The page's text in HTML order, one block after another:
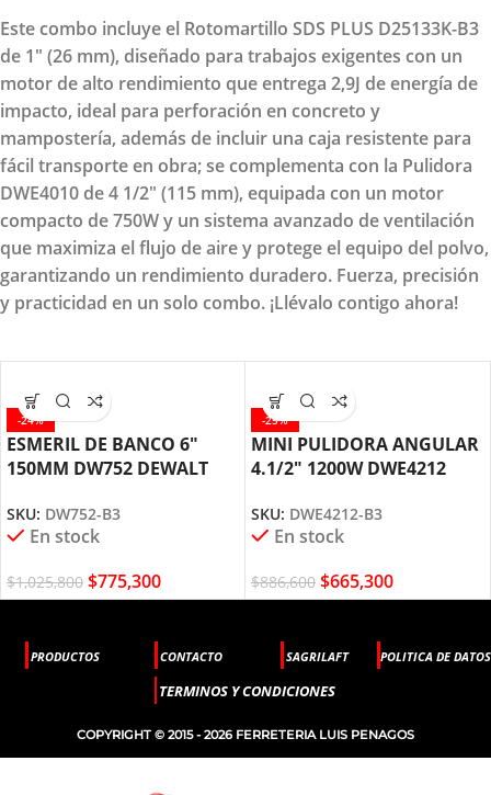
Este combo incluye el Rotomartillo SDS PLUS D25133K-B3
de 1" (26 mm), diseñado para trabajos exigentes con un
motor de alto rendimiento que entrega 2,9J de energía de
impacto, ideal para perforación en concreto y
mampostería, además de incluir una caja resistente para
fácil transporte en obra; se complementa con la Pulidora
DWE4010 de 4 1/2" (115 mm), equipada con un motor
compacto de 750W y un sistema avanzado de ventilación
que maximiza el flujo de aire y protege el equipo del polvo,
garantizando un rendimiento duradero. Fuerza, precisión
y practicidad en un solo combo. ¡Llévalo contigo ahora!
-24%
ESMERIL DE BANCO 6″
150MM DW752 DEWALT
SKU: DW752-B3
En stock
$1,025,800 $775,300
-25%
MINI PULIDORA ANGULAR
4.1/2″ 1200W DWE4212
SKU: DWE4212-B3
En stock
$886,600 $665,300
PRODUCTOS CONTACTO SAGRILAFT POLITICA DE DATOS
TERMINOS Y CONDICIONES
COPYRIGHT © 2015 - 2026 FERRETERIA LUIS PENAGOS